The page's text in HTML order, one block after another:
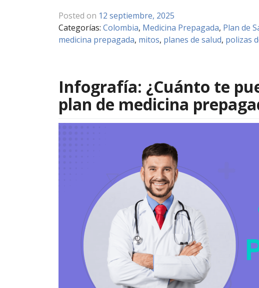
Posted on 12 septiembre, 2025
Categorías: Colombia, Medicina Prepagada, Plan de
medicina prepagada, mitos, planes de salud, polizas
Infografía: ¿Cuánto te
plan de medicina